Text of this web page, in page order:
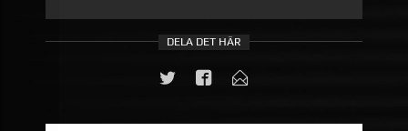
DELA DET HÄR